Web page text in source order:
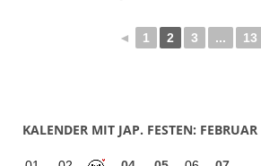
◄ 1 2 3 ... 13
KALENDER MIT JAP. FESTEN: FEBRUAR